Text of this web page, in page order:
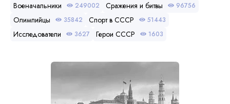
Военачальники 249002 Сражения и битвы 96756
Олимпийцы 35842 Спорт в СССР 51443
Исследователи 3627 Герои СССР 1603